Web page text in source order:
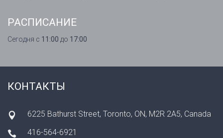
РАСПИСАНИЕ
Сегодня с 11:00 до 17:00
КОНТАКТЫ
6225 Bathurst Street, Toronto, ON, M2R 2A5, Canada
416-564-6921